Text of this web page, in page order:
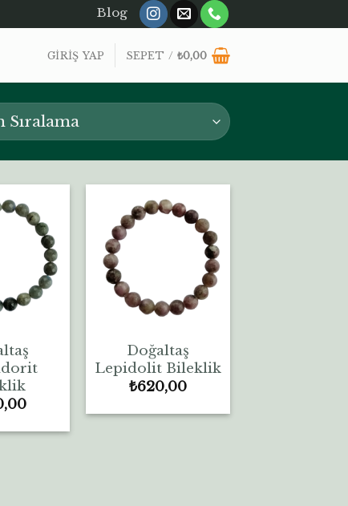
Blog
GIRIŞ YAP SEPET / ₺0,00
Doğaltaş
Lepidolit Bileklik
₺620,00